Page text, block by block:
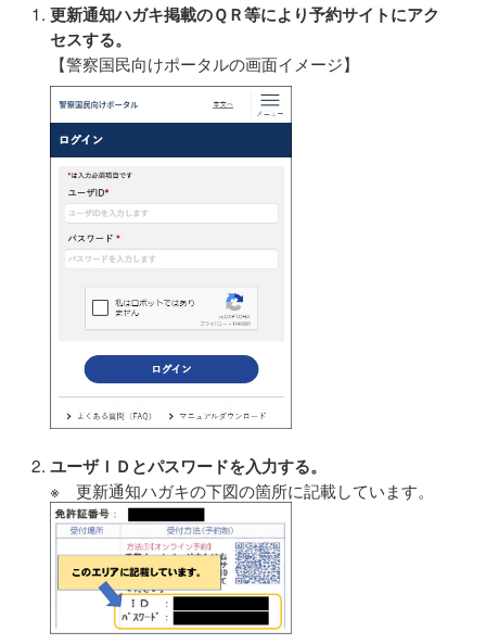
更新通知ハガキ掲載のＱＲ等により予約サイトにアク
セスする。
【警察国民向けポータルの画面イメージ】
ユーザＩＤとパスワードを入力する。
※ 更新通知ハガキの下図の箇所に記載しています。